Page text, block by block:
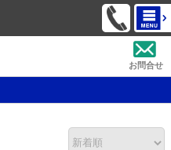
お問合せ